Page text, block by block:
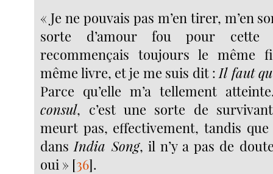
« Je ne pouvais pas m’en tirer, m’en
sorte d’amour fou pour
recommençais toujours le même
même livre, et je me suis dit : Il faut
Parce qu’elle m’a tellement
consul, c’est une sorte de
meurt pas, effectivement, tandis
dans India Song, il n’y a pas de
oui » [36].